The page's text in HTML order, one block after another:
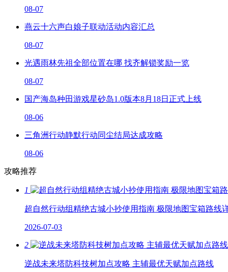
08-07
燕云十六声白娘子联动活动内容汇总
08-07
光遇雨林先祖全部位置在哪 找齐解锁奖励一览
08-07
国产海岛种田游戏星砂岛1.0版本8月18日正式上线
08-06
三角洲行动静默行动同尘结局达成攻略
08-06
攻略推荐
1
超自然行动组精绝古城小抄使用指南 极限地图宝箱路线
2026-07-03
2
逆战未来塔防科技树加点攻略 主辅最优天赋加点路线